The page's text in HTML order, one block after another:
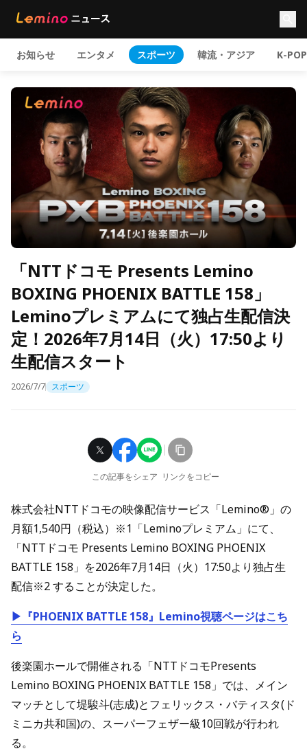
お知らせ エンタメ スポーツ 韓流・アジア K-POP
「NTTドコモ Presents Lemino
BOXING PHOENIX BATTLE 158」
Leminoプレミアムにて独占生配信決
定！2026年7月14日（火）17:50より
生配信スタート
2026/7/7 スポーツ
この記事をシェア リンクをコピー
株式会社NTTドコモの映像配信サービス「Lemino®」の
月額1,540円（税込）※1「Leminoプレミアム」にて、
「NTTドコモ Presents Lemino BOXING PHOENIX
BATTLE 158」を2026年7月14日（火）17:50より独占生
配信※2 することが決定した。
▶『PHOENIX BATTLE 158』Lemino視聴ページはこち
ら
後楽園ホールで開催される「NTTドコモPresents
Lemino BOXING PHOENIX BATTLE 158」では、メイン
マッチとして堤駿斗(志成)とフェリックス・バティスタ(ド
ミニカ共和国)の、スーパーフェザー級10回戦が行われ
る。